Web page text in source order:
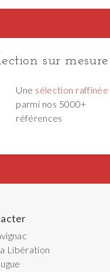
sur mesure
Une sélection raffinée
parmi nos 5000+
références
Libération